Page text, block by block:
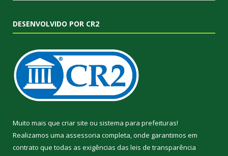
DESENVOLVIDO POR CR2
Muito mais que criar site ou sistema para prefeituras!
Realizamos uma assessoria completa, onde garantimos em
contrato que todas as exigências das leis de transparência